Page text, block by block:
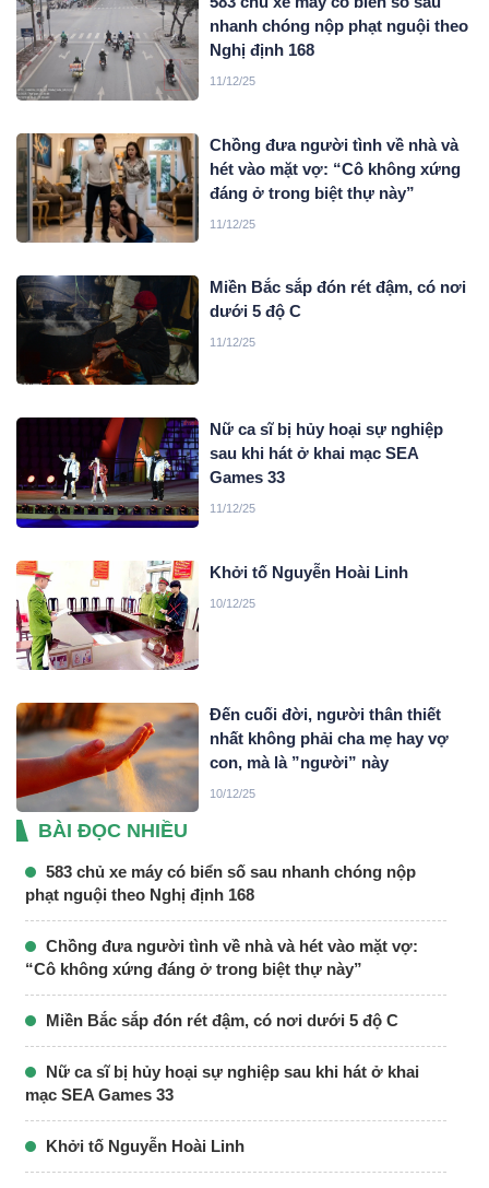
nhanh chóng nộp phạt nguội theo
Nghị định 168
11/12/25
Chồng đưa người tình về nhà và
hét vào mặt vợ: “Cô không xứng
đáng ở trong biệt thự này”
11/12/25
Miền Bắc sắp đón rét đậm, có nơi
dưới 5 độ C
11/12/25
Nữ ca sĩ bị hủy hoại sự nghiệp
sau khi hát ở khai mạc SEA
Games 33
11/12/25
Khởi tố Nguyễn Hoài Linh
10/12/25
Đến cuối đời, người thân thiết
nhất không phải cha mẹ hay vợ
con, mà là ”người” này
10/12/25
BÀI ĐỌC NHIỀU
583 chủ xe máy có biển số sau nhanh chóng nộp
phạt nguội theo Nghị định 168
Chồng đưa người tình về nhà và hét vào mặt vợ:
“Cô không xứng đáng ở trong biệt thự này”
Miền Bắc sắp đón rét đậm, có nơi dưới 5 độ C
Nữ ca sĩ bị hủy hoại sự nghiệp sau khi hát ở khai
mạc SEA Games 33
Khởi tố Nguyễn Hoài Linh